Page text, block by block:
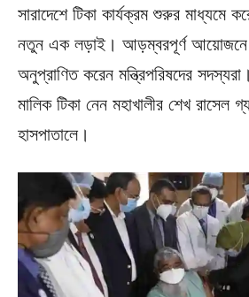
সারাদেশে টিকা কার্যক্রম শুরুর মাধ্যমে
নতুন এক লড়াই। আড়ম্বরপূর্ণ আয়োজনে
অনুপ্রাণিত করেন মন্ত্রিপরিষদের সদস্যরা।
মালিক টিকা নেন মহাখালীর শেখ রাসেল
হাসপাতালে।